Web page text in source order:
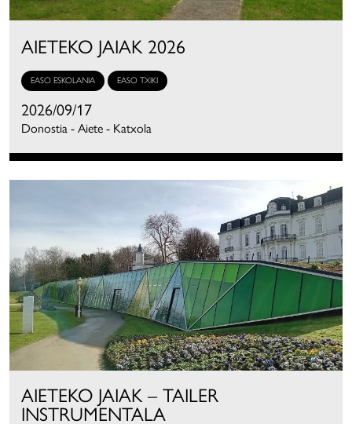
AIETEKO JAIAK 2026
EASO ESKOLANIA EASO TXIKI
2026/09/17
Donostia - Aiete - Katxola
AIETEKO JAIAK – TAILER
INSTRUMENTALA